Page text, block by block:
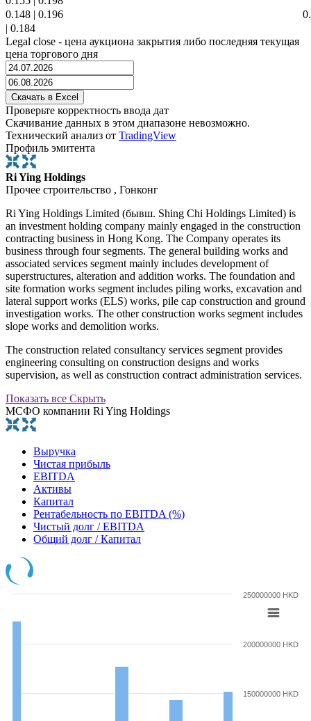
0.148 | 0.196
| 0.184
Legal close - цена аукциона закрытия либо последняя текущая
цена торгового дня
Проверьте корректность ввода дат
Скачивание данных в этом диапазоне невозможно.
Технический анализ от TradingView
Профиль эмитента
Ri Ying Holdings
Прочее строительство , Гонконг
Ri Ying Holdings Limited (бывш. Shing Chi Holdings Limited) is
an investment holding company mainly engaged in the construction
contracting business in Hong Kong. The Company operates its
business through four segments. The general building works and
associated services segment mainly includes development of
superstructures, alteration and addition works. The foundation and
site formation works segment includes piling works, excavation and
lateral support works (ELS) works, pile cap construction and ground
investigation works. The other construction works segment includes
slope works and demolition works.
The construction related consultancy services segment provides
engineering consulting on construction designs and works
supervision, as well as construction contract administration services.
Показать все Скрыть
МСФО компании Ri Ying Holdings
Выручка
Чистая прибыль
EBITDA
Активы
Капитал
Рентабельность по EBITDA (%)
Чистый долг / EBITDA
Общий долг / Капитал
150000000 HKD
200000000 HKD
250000000 HKD